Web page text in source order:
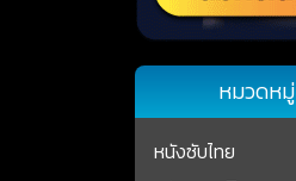
หมวดหมู่
หนังซับไทย